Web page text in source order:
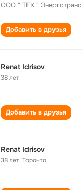
ООО " ТЕК " Энерготранс
Добавить в друзья
Renat Idrisov
38 лет
Добавить в друзья
Renat Idrisov
38 лет,Торонто